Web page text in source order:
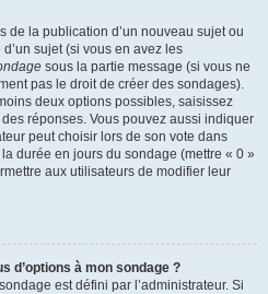
de la publication d’un nouveau sujet ou
sujet (si vous en avez les
sous la partie message (si vous ne
pas le droit de créer des sondages).
deux options possibles, saisissez
réponses. Vous pouvez aussi indiquer
peut choisir lors de son vote dans
durée en jours du sondage (mettre « 0 »
aux utilisateurs de modifier leur
d’options à mon sondage ?
est défini par l’administrateur. Si